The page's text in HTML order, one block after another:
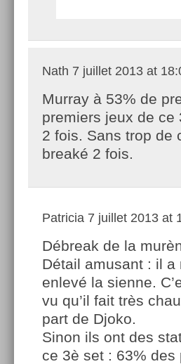
Nath 7 juillet 2013 at
Murray à 53% de
premiers jeux de ce
2 fois. Sans trop de
breaké 2 fois.
Patricia 7 juillet 2013 at
Débreak de la
Détail amusant : il
enlevé la sienne.
vu qu’il fait très
part de Djoko.
Sinon ils ont des
ce 3è set : 63%